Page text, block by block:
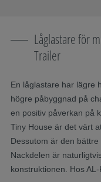
Låglastare för
Trailer
En låglastare har lägre
högre påbyggnad på
en positiv påverkan på
Tiny House är det värt
Dessutom är den
Nackdelen är
konstruktionen. Hos